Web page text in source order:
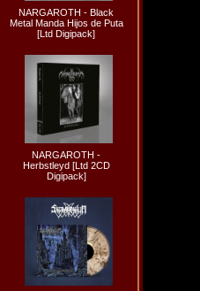
NARGAROTH - Black
Metal Manda Hijos de Puta
[Ltd Digipack]
NARGAROTH -
Herbstleyd [Ltd 2CD
Digipack]